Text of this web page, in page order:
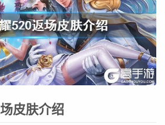
皮肤介绍